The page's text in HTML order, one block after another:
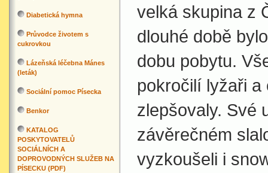
Diabetická hymna
Průvodce životem s
cukrovkou
Lázeňská léčebna Mánes
(leták)
Sociální pomoc Písecka
Benkor
KATALOG
POSKYTOVATELŮ
SOCIÁLNÍCH A
DOPROVODNÝCH SLUŽEB NA
PÍSECKU (PDF)
velká skupina z
dlouhé době
dobu pobytu.
pokročilí lyžaři a
zlepšovaly. Své
závěrečném
vyzkoušeli i